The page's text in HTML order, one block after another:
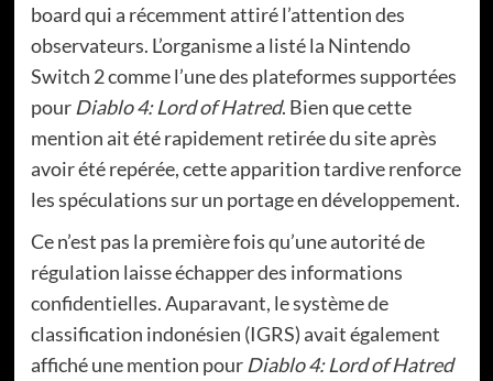
board qui a récemment attiré l’attention des
observateurs. L’organisme a listé la Nintendo
Switch 2 comme l’une des plateformes supportées
pour Diablo 4: Lord of Hatred. Bien que cette
mention ait été rapidement retirée du site après
avoir été repérée, cette apparition tardive renforce
les spéculations sur un portage en développement.
Ce n’est pas la première fois qu’une autorité de
régulation laisse échapper des informations
confidentielles. Auparavant, le système de
classification indonésien (IGRS) avait également
affiché une mention pour Diablo 4: Lord of Hatred